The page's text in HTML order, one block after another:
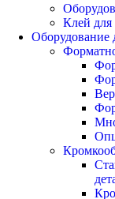
Клей для
Оборудование